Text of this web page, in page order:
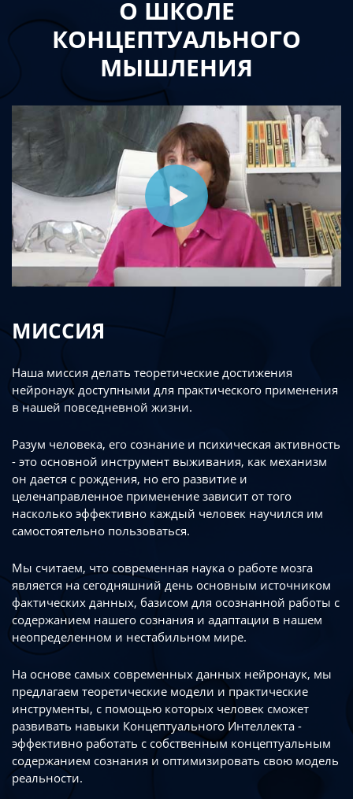
О ШКОЛЕ
КОНЦЕПТУАЛЬНОГО
МЫШЛЕНИЯ
МИССИЯ
Наша миссия делать теоретические достижения
нейронаук доступными для практического применения
в нашей повседневной жизни.
Разум человека, его сознание и психическая активность
- это основной инструмент выживания, как механизм
он дается с рождения, но его развитие и
целенаправленное применение зависит от того
насколько эффективно каждый человек научился им
самостоятельно пользоваться.
Мы считаем, что современная наука о работе мозга
является на сегодняшний день основным источником
фактических данных, базисом для осознанной работы с
содержанием нашего сознания и адаптации в нашем
неопределенном и нестабильном мире.
На основе самых современных данных нейронаук, мы
предлагаем теоретические модели и практические
инструменты, с помощью которых человек сможет
развивать навыки Концептуального Интеллекта -
эффективно работать с собственным концептуальным
содержанием сознания и оптимизировать свою модель
реальности.